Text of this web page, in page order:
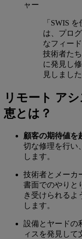
ャー
「SWIS
は、プロ
なフィー
技術者た
に発見し
見しました
リモート ア
恵とは？
顧客の期待値を
切な修理を行い
します。
技術者とメーカ
書面でのやりと
き受けられるよ
します。
設備とヤードの
ィスを発見して